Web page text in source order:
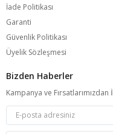
İade Politikası
Garanti
Güvenlik Politikası
Üyelik Sözleşmesi
Bizden Haberler
Kampanya ve